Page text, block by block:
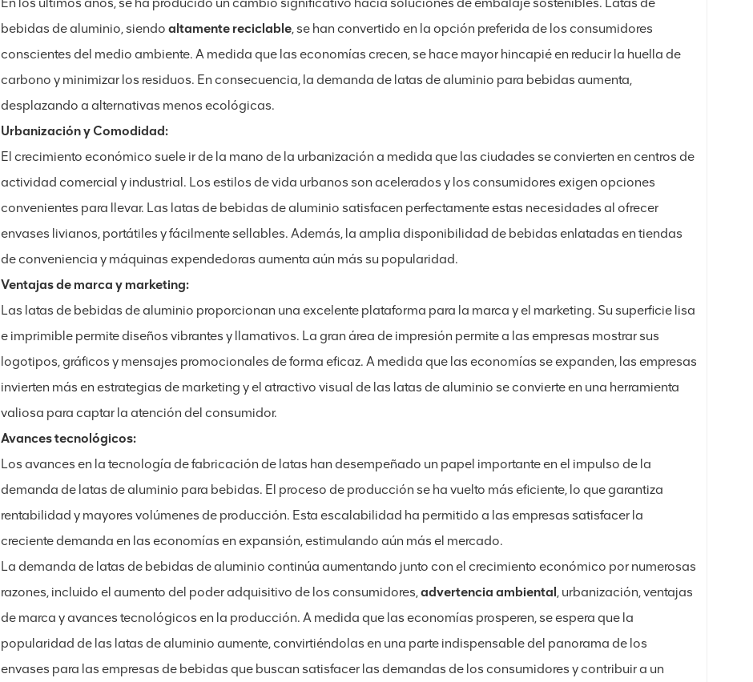
bebidas de aluminio, siendoaltamente reciclable, se han convertido en la opción preferida de los consumidores
conscientes del medio ambiente. A medida que las economías crecen, se hace mayor hincapié en reducir la huella de
carbono y minimizar los residuos. En consecuencia, la demanda de latas de aluminio para bebidas aumenta,
desplazando a alternativas menos ecológicas.
Urbanización y Comodidad:
El crecimiento económico suele ir de la mano de la urbanización a medida que las ciudades se convierten en centros de
actividad comercial y industrial. Los estilos de vida urbanos son acelerados y los consumidores exigen opciones
convenientes para llevar. Las latas de bebidas de aluminio satisfacen perfectamente estas necesidades al ofrecer
envases livianos, portátiles y fácilmente sellables. Además, la amplia disponibilidad de bebidas enlatadas en tiendas
de conveniencia y máquinas expendedoras aumenta aún más su popularidad.
Ventajas de marca y marketing:
Las latas de bebidas de aluminio proporcionan una excelente plataforma para la marca y el marketing. Su superficie lisa
e imprimible permite diseños vibrantes y llamativos. La gran área de impresión permite a las empresas mostrar sus
logotipos, gráficos y mensajes promocionales de forma eficaz. A medida que las economías se expanden, las empresas
invierten más en estrategias de marketing y el atractivo visual de las latas de aluminio se convierte en una herramienta
valiosa para captar la atención del consumidor.
Avances tecnológicos:
Los avances en la tecnología de fabricación de latas han desempeñado un papel importante en el impulso de la
demanda de latas de aluminio para bebidas. El proceso de producción se ha vuelto más eficiente, lo que garantiza
rentabilidad y mayores volúmenes de producción. Esta escalabilidad ha permitido a las empresas satisfacer la
creciente demanda en las economías en expansión, estimulando aún más el mercado.
La demanda de latas de bebidas de aluminio continúa aumentando junto con el crecimiento económico por numerosas
razones, incluido el aumento del poder adquisitivo de los consumidores,advertencia ambiental, urbanización, ventajas
de marca y avances tecnológicos en la producción. A medida que las economías prosperen, se espera que la
popularidad de las latas de aluminio aumente, convirtiéndolas en una parte indispensable del panorama de los
envases para las empresas de bebidas que buscan satisfacer las demandas de los consumidores y contribuir a un